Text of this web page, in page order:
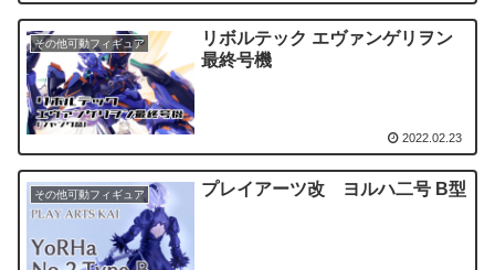
その他可動フィギュア
リボルテック エヴァンゲリヲン
最終号機
2022.02.23
その他可動フィギュア プレイアーツ改 ヨルハ二号 B型